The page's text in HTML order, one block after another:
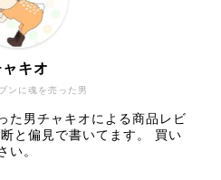
ンに魂を売った男
キオ
た男チャキオによる商品レビ
と偏見で書いてます。 買い
い。